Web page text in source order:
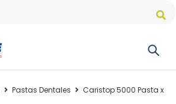
Pastas Dentales
Caristop 5000 Pasta x